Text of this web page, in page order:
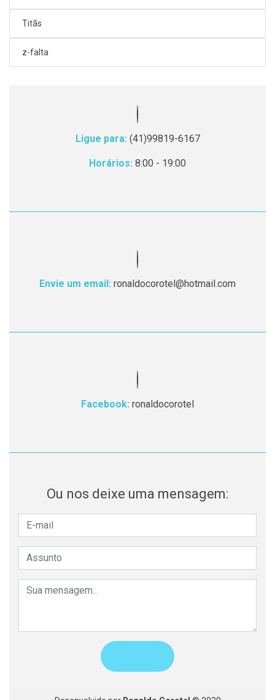
Titãs
z-falta
Ligue para: (41)99819-6167
Horários: 8:00 - 19:00
Envie um email: ronaldocorotel@hotmail.com
Facebook: ronaldocorotel
Ou nos deixe uma mensagem: